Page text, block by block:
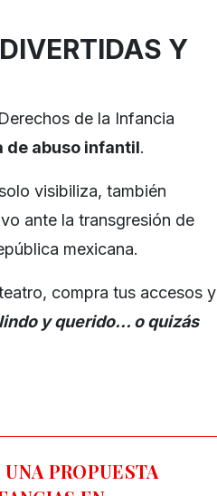
Y
de la Infancia
de abuso infantil.
visibiliza, también
ante la transgresión de
mexicana.
compra tus accesos y
y querido… o quizás
UNA PROPUESTA